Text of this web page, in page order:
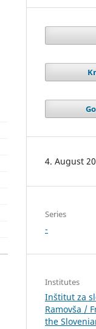
4. August
Series
-
Institutes
Inštitut za
Ramovša /
the